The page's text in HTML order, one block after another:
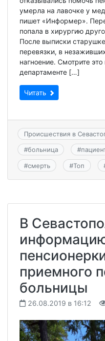
умерла на лавочке у
пишет «Информер».
попала в хирургию
После выписки
перевязки, в
нагноение. Смотрите
департаменте […]
Читать
Происшествия в
#больница #
#смерть #Топ
В
приемного
больницы
26.08.2019 в 16:12